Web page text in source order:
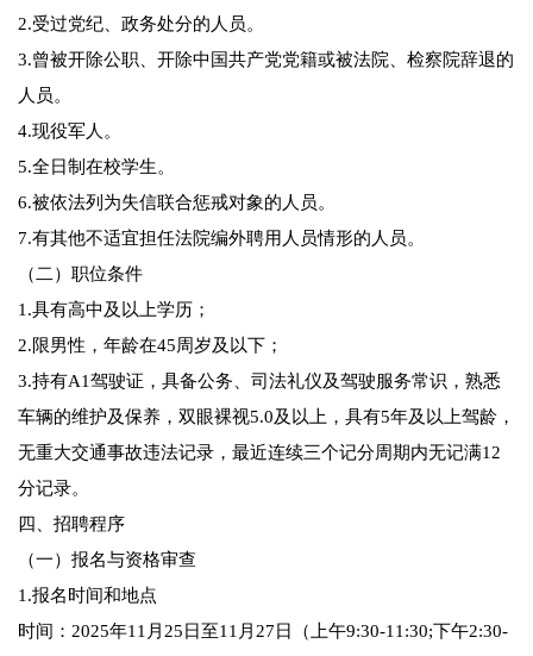
2.受过党纪、政务处分的人员。
3.曾被开除公职、开除中国共产党党籍或被法院、检察院辞退的
人员。
4.现役军人。
5.全日制在校学生。
6.被依法列为失信联合惩戒对象的人员。
7.有其他不适宜担任法院编外聘用人员情形的人员。
（二）职位条件
1.具有高中及以上学历；
2.限男性，年龄在45周岁及以下；
3.持有A1驾驶证，具备公务、司法礼仪及驾驶服务常识，熟悉
车辆的维护及保养，双眼裸视5.0及以上，具有5年及以上驾龄，
无重大交通事故违法记录，最近连续三个记分周期内无记满12
分记录。
四、招聘程序
（一）报名与资格审查
1.报名时间和地点
时间：2025年11月25日至11月27日（上午9:30-11:30;下午2:30-